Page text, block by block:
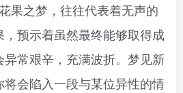
之梦，往往代表着无声的
预示着虽然最终能够取得成
常艰辛，充满波折。梦见新
会陷入一段与某位异性的情